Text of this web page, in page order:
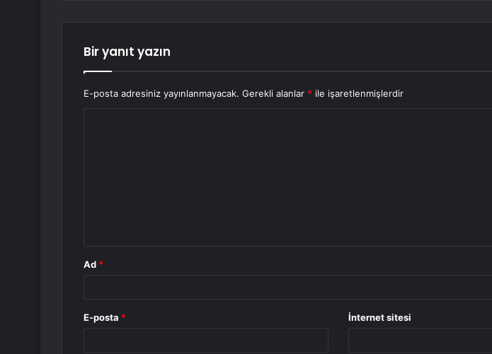
Bir yanıt yazın
E-posta adresiniz yayınlanmayacak. Gerekli alanlar * ile işaretlenmişlerdir
Ad *
E-posta * İnternet sitesi